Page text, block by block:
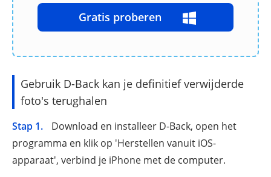
Gratis proberen
Gebruik D-Back kan je definitief verwijderde
foto's terughalen
Stap 1.
Download en installeer D-Back, open het
programma en klik op 'Herstellen vanuit iOS-
apparaat', verbind je iPhone met de computer.